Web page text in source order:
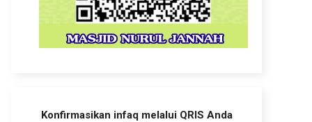
Konfirmasikan infaq melalui QRIS Anda